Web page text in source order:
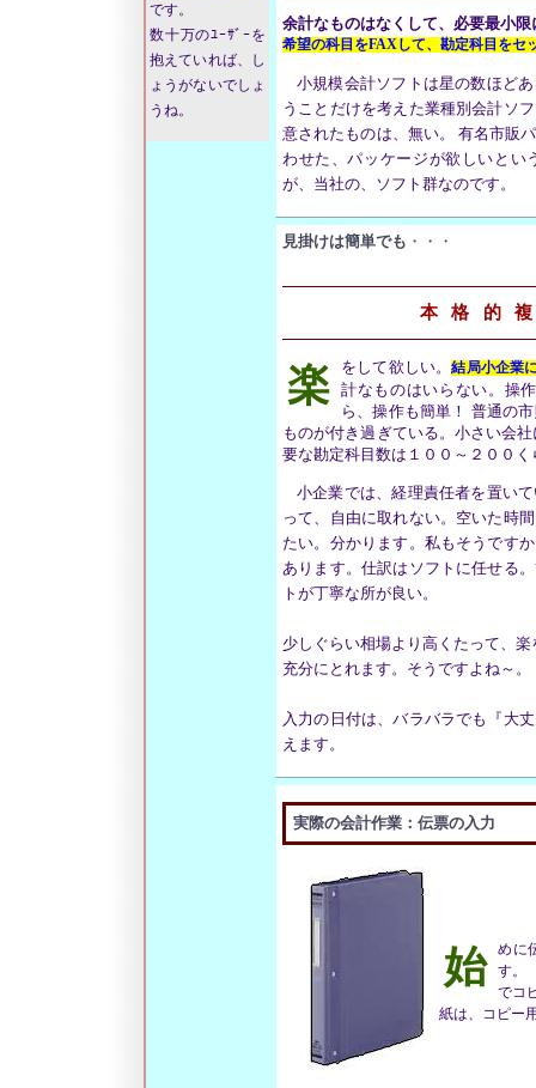
です。
数十万のﾕｰｻﾞｰを
抱えていれば、し
ょうがないでしょ
うね。
余計なものはなくして、必要最小限
希望の科目をFAXして、勘定科目をセ
小規模会計ソフトは星の数ほど
うことだけを考えた業種別会計ソ
意されたものは、無い。 有名市販
わせた、パッケージが欲しいとい
が、当社の、ソフト群なのです。
見掛けは簡単でも ・・・
本格的
楽 をして欲しい。結局小企業
計なものはいらない。操
ら、操作も簡単！ 普通の
ものが付き過ぎている。小さい会
要な勘定科目数は１００～２００く
小企業では、経理責任者を置い
って、自由に取れない。空いた時
たい。分かります。私もそうです
あります。仕訳はソフトに任せる
トが丁寧な所が良い。
少しぐらい相場より高くたって、
充分にとれます。そうですよね～。
入力の日付は、バラバラでも『大
えます。
実際の会計作業：伝票の入力
始めに伝票整理のためのバインダーを用意しま
す。
でコ
紙は、コピー